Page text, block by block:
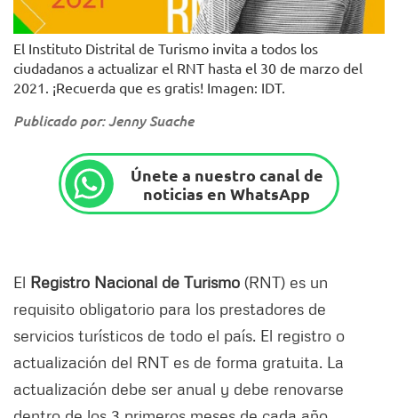
El Instituto Distrital de Turismo invita a todos los
ciudadanos a actualizar el RNT hasta el 30 de marzo del
2021. ¡Recuerda que es gratis! Imagen: IDT.
Publicado por: Jenny Suache
Únete a nuestro canal de
noticias en WhatsApp
El Registro Nacional de Turismo (RNT) es un
requisito obligatorio para los prestadores de
servicios turísticos de todo el país. El registro o
actualización del RNT es de forma gratuita. La
actualización debe ser anual y debe renovarse